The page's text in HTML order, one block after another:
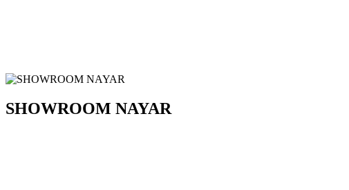
SHOWROOM NAYAR